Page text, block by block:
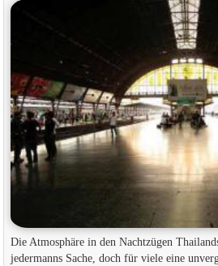
Die Atmosphäre in den Nachtzügen
jedermanns Sache, doch für viele eine